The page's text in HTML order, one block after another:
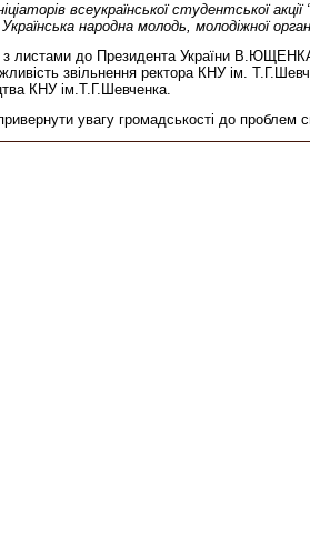
всеукраїнської студентської
народна молодь, молодіжної
з листами до Президента України
звільнення ректора КНУ ім.
КНУ ім.Т.Г.Шевченка.
увагу громадськості до